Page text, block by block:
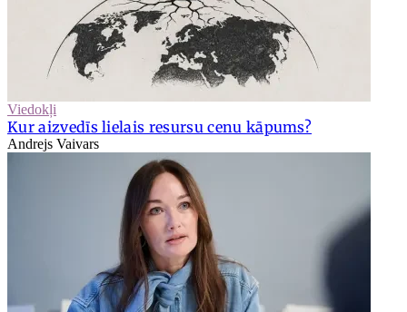
Viedokļi
Kur aizvedīs lielais resursu cenu kāpums?
Andrejs Vaivars